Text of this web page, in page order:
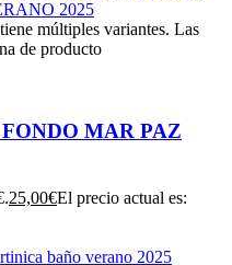
múltiples variantes. Las
de producto
MAR PAZ
25,00€El precio actual es: